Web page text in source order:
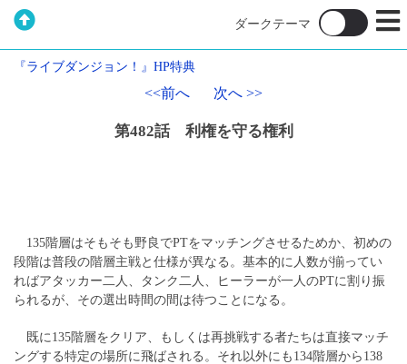
『ライブダンジョン！』HP特典
<<前へ 次へ >>
第482話 利権を守る権利
135階層はそもそも野良でPTをマッチングさせるためか、初めの
段階は普段の階層主戦と仕様が異なる。基本的に人数が揃ってい
ればアタッカー二人、タンク二人、ヒーラーが一人のPTに割り振
られるが、その選出時間の間は待つことになる。
既に135階層をクリア、もしくは再挑戦する者たちは直接マッチ
ングする特定の場所に飛ばされる。それ以外にも134階層から138